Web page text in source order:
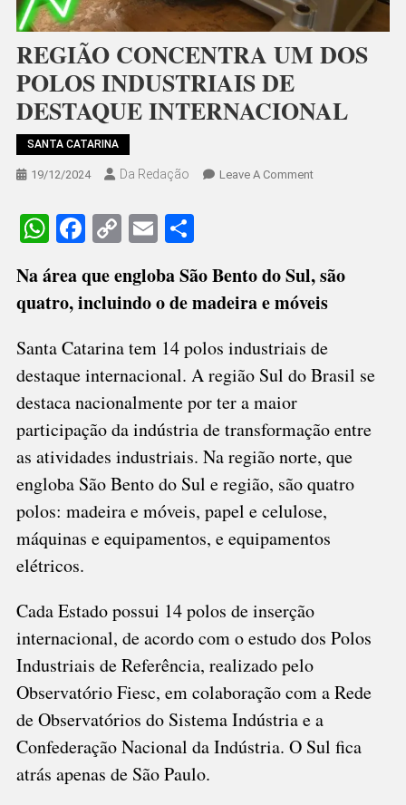
REGIÃO CONCENTRA UM DOS
POLOS INDUSTRIAIS DE
DESTAQUE INTERNACIONAL
SANTA CATARINA
19/12/2024 Da Redação Leave A CommentOn
POLOS
INDUSTRIAIS
DESTAQUE
WhatsApp
Facebook
CopyEmailShare
Na área que engloba São Bento do Sul, são
quatro, incluindo o de madeira e móveis
Santa Catarina tem 14 polos industriais de
destaque internacional. A região Sul do Brasil se
destaca nacionalmente por ter a maior
participação da indústria de transformação entre
as atividades industriais. Na região norte, que
engloba São Bento do Sul e região, são quatro
polos: madeira e móveis, papel e celulose,
máquinas e equipamentos, e equipamentos
elétricos.
Cada Estado possui 14 polos de inserção
internacional, de acordo com o estudo dos Polos
Industriais de Referência, realizado pelo
Observatório Fiesc, em colaboração com a Rede
de Observatórios do Sistema Indústria e a
Confederação Nacional da Indústria. O Sul fica
atrás apenas de São Paulo.